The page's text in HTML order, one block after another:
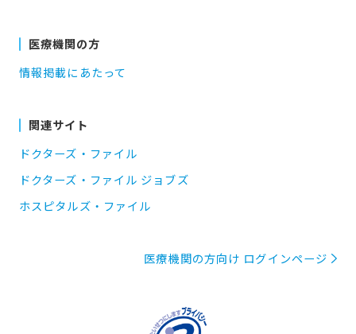
医療機関の方
情報掲載にあたって
関連サイト
ドクターズ・ファイル
ドクターズ・ファイル ジョブズ
ホスピタルズ・ファイル
医療機関の方向け ログインページ